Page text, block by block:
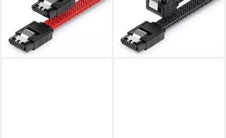
2 S-ATA L-Stecker
Computer-Kabel
3,79 €
(6,32 €/ 1 m)
lieferbar - in 3-4 Werktagen bei dir
1 L-Stecker 90° Computer-
3,89 €
(6,48 €/ 1 m)
lieferbar - in 3-4 Werktagen bei dir